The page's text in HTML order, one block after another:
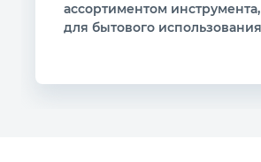
ассортиментом инструмента,
для бытового